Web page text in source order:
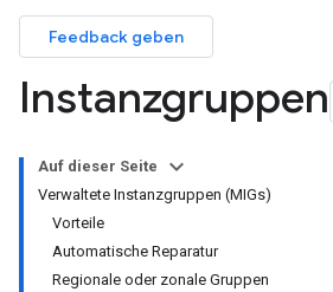
Feedback geben
Instanzgruppen
Auf dieser Seite
Verwaltete Instanzgruppen (MIGs)
Vorteile
Automatische Reparatur
Regionale oder zonale Gruppen